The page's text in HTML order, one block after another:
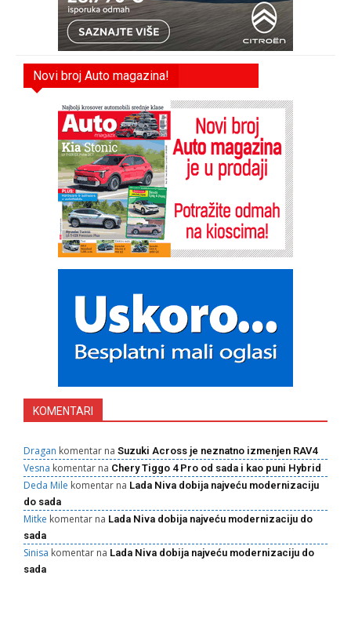
Novi broj Auto magazina!
KOMENTARI
Dragan komentar na Suzuki Across je neznatno izmenjen RAV4
Vesna komentar na Chery Tiggo 4 Pro od sada i kao puni Hybrid
Deda Mile komentar na Lada Niva dobija najveću modernizaciju
do sada
Mitke komentar na Lada Niva dobija najveću modernizaciju do
sada
Sinisa komentar na Lada Niva dobija najveću modernizaciju do
sada